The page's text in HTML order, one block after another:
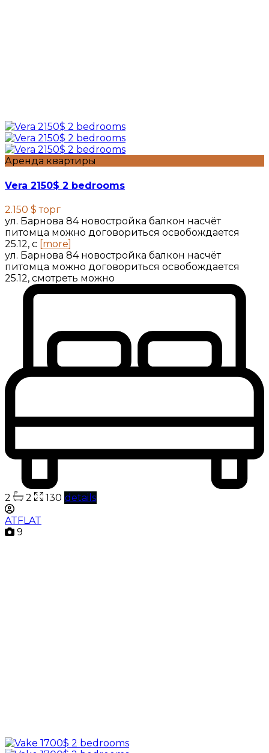
Аренда квартиры
Vera 2150$ 2 bedrooms
2.150 $торг
ул. Барнова 84 новостройка балкон насчёт
питомца можно договориться освобождается
25.12, с [more]
ул. Барнова 84 новостройка балкон насчёт
питомца можно договориться освобождается
25.12, смотреть можно
2 2 130 details
ATFLAT
9